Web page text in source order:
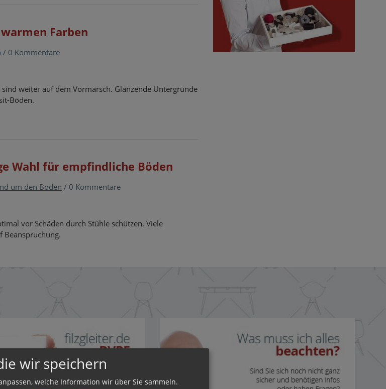
Farben
/ 0 Kommentare
weiter auf dem Vormarsch. Glänzende Untergründe
Böden.
Wahl für empfindliche Böden
um den Boden / 0 Kommentare
vor Schäden durch Stühle schützen. Viele
Beanspruchung.
wir speichern
welche Information wir über Sie sammeln.